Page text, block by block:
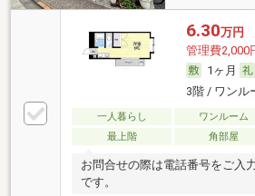
6.30万円
管理費2,000
1ヶ月
3階 / ワンル
一人暮らし ワンルーム
最上階
角部屋
お問合せの際は電話番号をご入
です。